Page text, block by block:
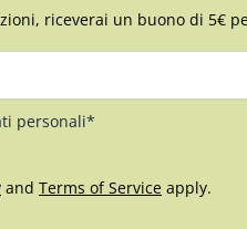
riceverai un buono di 5€
personali*
and Terms of Service apply.